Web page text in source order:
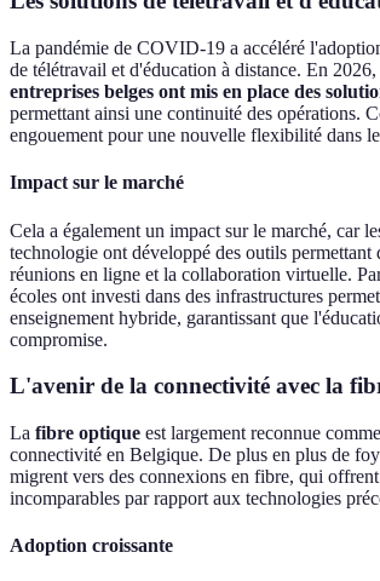
La pandémie de COVID-19 a accéléré
de télétravail et d'éducation à distance. En 2026,
entreprises belges ont mis en place des
permettant ainsi une continuité des opérations.
engouement pour une nouvelle flexibilité dans
Impact sur le marché
Cela a également un impact sur le marché, car
technologie ont développé des outils permettant
réunions en ligne et la collaboration virtuelle.
écoles ont investi dans des infrastructures
enseignement hybride, garantissant que
compromise.
L'avenir de la connectivité avec la
La fibre optique est largement reconnue
connectivité en Belgique. De plus en plus de
migrent vers des connexions en fibre, qui offrent
incomparables par rapport aux technologies
Adoption croissante